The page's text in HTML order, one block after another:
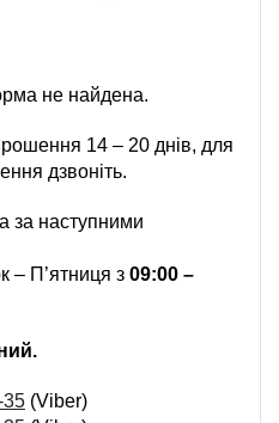
не найдена.
14 – 20 днів, для
дзвоніть.
за наступними
– П’ятниця з 09:00 –
35 (Viber)